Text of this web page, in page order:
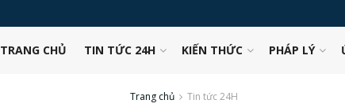
TRANG CHỦ TIN TỨC 24H KIẾN THỨC PHÁP LÝ
Trang chủ Tin tức 24H